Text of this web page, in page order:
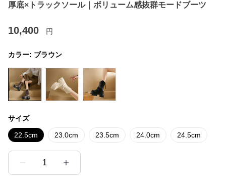
厚底×トラックソール｜ボリューム感抜群モードブーツ
10,400 円
カラー: ブラウン
サイズ
22.5cm 23.0cm 23.5cm 24.0cm 24.5cm
1